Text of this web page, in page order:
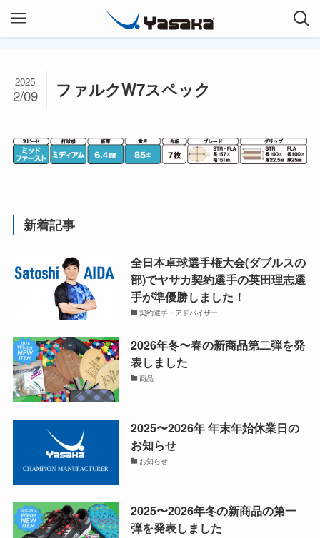
ファルクW7スペック
2025
2/09
新着記事
全日本卓球選手権大会(ダブルスの
部)でヤサカ契約選手の英田理志選
手が準優勝しました！
契約選手・アドバイザー
2026年冬〜春の新商品第二弾を発
表しました
商品
2025〜2026年 年末年始休業日の
お知らせ
お知らせ
2025〜2026年冬の新商品の第一
弾を発表しました